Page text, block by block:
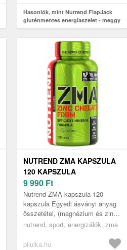
Hasonlók, mint Nutrend FlapJack
gluténmentes energiaszelet - meggy
és étcsokoládé 100 g
NUTREND ZMA KAPSZULA
120 KAPSZULA
9 990 Ft
Nutrend ZMA kapszula 120
kapszula Egyedi ásványi anyag
összetétel, (magnézium és zink)
mely természetes úton emeli a
nutrend, sport, energizálók, zma
pilulka.hu